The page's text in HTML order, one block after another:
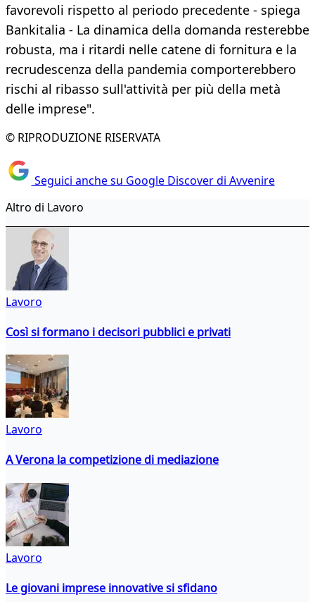
favorevoli rispetto al periodo precedente - spiega
Bankitalia - La dinamica della domanda resterebbe
robusta, ma i ritardi nelle catene di fornitura e la
recrudescenza della pandemia comporterebbero
rischi al ribasso sull'attività per più della metà
delle imprese".
© RIPRODUZIONE RISERVATA
Seguici anche su Google Discover di Avvenire
Altro di Lavoro
Lavoro
Così si formano i decisori pubblici e privati
Lavoro
A Verona la competizione di mediazione
Lavoro
Le giovani imprese innovative si sfidano